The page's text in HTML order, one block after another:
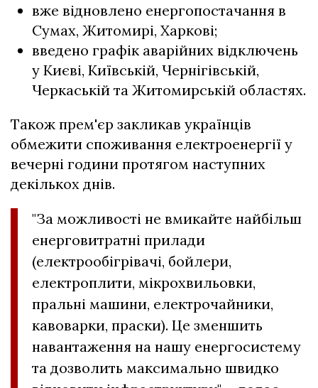
вже відновлено енергопостачання в
Сумах, Житомирі, Харкові;
введено графік аварійних відключень
у Києві, Київській, Чернігівській,
Черкаській та Житомирській областях.
Також прем'єр закликав українців
обмежити споживання електроенергії у
вечерні години протягом наступних
декількох днів.
"За можливості не вмикайте найбільш
енерговитратні прилади
(електрообігрівачі, бойлери,
електроплити, мікрохвильовки,
пральні машини, електрочайники,
кавоварки, праски). Це зменшить
навантаження на нашу енергосистему
та дозволить максимально швидко